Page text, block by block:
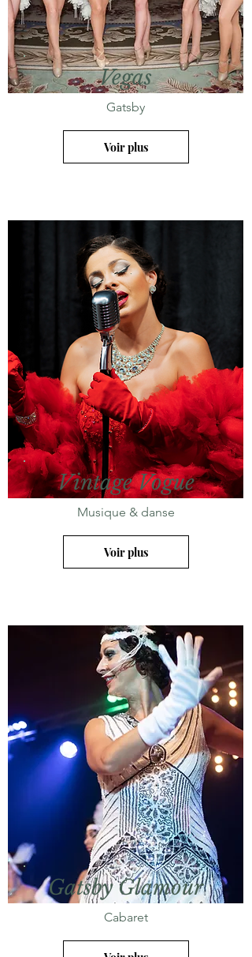
Vegas
Gatsby
Voir plus
Vintage Vogue
Musique & danse
Voir plus
Gatsby Glamour
Cabaret